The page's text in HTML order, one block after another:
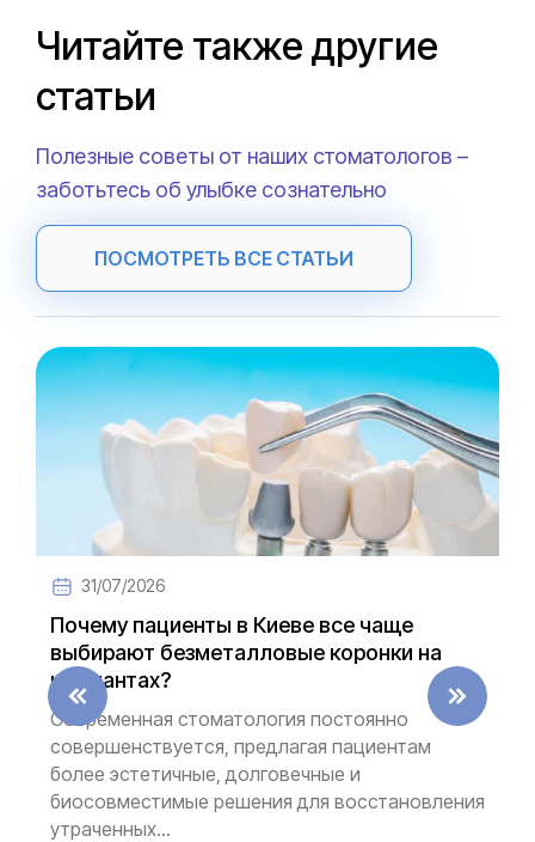
Читайте также другие
статьи
Полезные советы от наших стоматологов –
заботьтесь об улыбке сознательно
ПОСМОТРЕТЬ ВСЕ СТАТЬИ
31/07/2026
Почему пациенты в Киеве все чаще
выбирают безметалловые коронки на
имплантах?
Современная стоматология постоянно
совершенствуется, предлагая пациентам
более эстетичные, долговечные и
биосовместимые решения для восстановления
утраченных...